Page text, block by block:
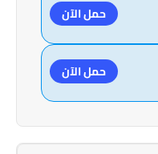
حمل الآن
حمل الآن